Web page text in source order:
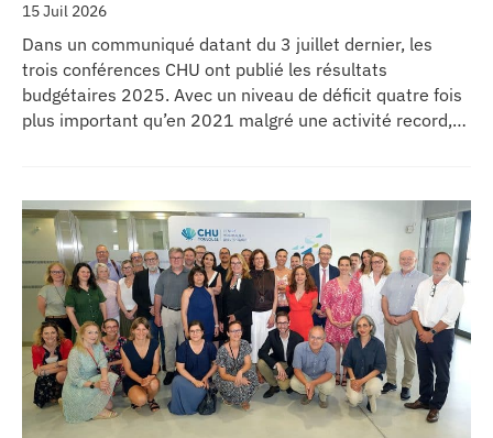
15 Juil 2026
Dans un communiqué datant du 3 juillet dernier, les
trois conférences CHU ont publié les résultats
budgétaires 2025. Avec un niveau de déficit quatre fois
plus important qu’en 2021 malgré une activité record,